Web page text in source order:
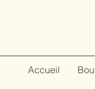
Accueil